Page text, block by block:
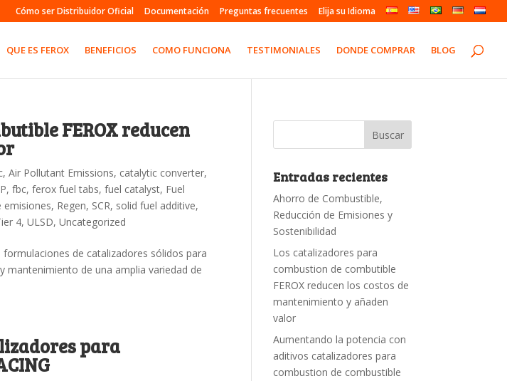
Cómo ser Distribuidor Oficial Documentación Preguntas frecuentes Elija su Idioma
QUE ES FEROX BENEFICIOS COMO FUNCIONA TESTIMONIALES DONDE COMPRAR BLOG
FEROX reducen
,Air Pollutant Emissions, catalytic converter,
,fbc,ferox fuel tabs,fuel catalyst, Fuel
emisiones, Regen, SCR, solid fuel additive,
4,ULSD,Uncategorized
de catalizadores sólidos para
de una amplia variedad de
para
Entradas recientes
Ahorro de Combustible,
Reducción de Emisiones y
Sostenibilidad
Los catalizadores para
combustion de combutible
FEROX reducen los costos de
mantenimiento y añaden
valor
Aumentando la potencia con
aditivos catalizadores para
combustion de combustible